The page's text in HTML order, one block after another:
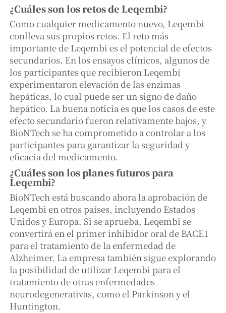
¿Cuáles son los retos de Leqembi?
Como cualquier medicamento nuevo, Leqembi
conlleva sus propios retos. El reto más
importante de Leqembi es el potencial de efectos
secundarios. En los ensayos clínicos, algunos de
los participantes que recibieron Leqembi
experimentaron elevación de las enzimas
hepáticas, lo cual puede ser un signo de daño
hepático. La buena noticia es que los casos de este
efecto secundario fueron relativamente bajos, y
BioNTech se ha comprometido a controlar a los
participantes para garantizar la seguridad y
eficacia del medicamento.
¿Cuáles son los planes futuros para
Leqembi?
BioNTech está buscando ahora la aprobación de
Leqembi en otros países, incluyendo Estados
Unidos y Europa. Si se aprueba, Leqembi se
convertirá en el primer inhibidor oral de BACE1
para el tratamiento de la enfermedad de
Alzheimer. La empresa también sigue explorando
la posibilidad de utilizar Leqembi para el
tratamiento de otras enfermedades
neurodegenerativas, como el Parkinson y el
Huntington.